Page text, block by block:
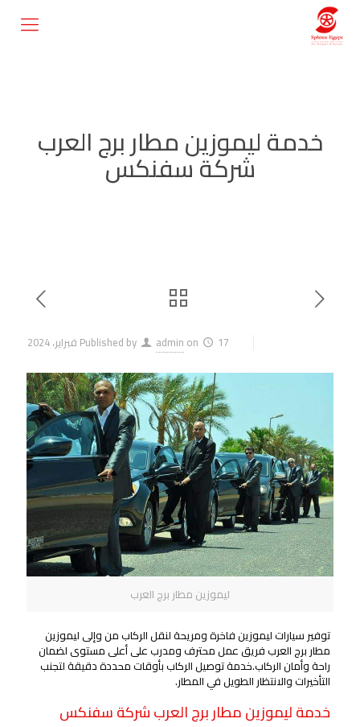
خدمة ليموزين مطار برج العرب
شركة سفنكس
Published by admin on 17 فبراير، 2024
ليموزين مطار برج العرب
توفير سيارات ليموزين فاخرة ومريحة لنقل الركاب من وإلى ليموزين
مطار برج العرب فريق عمل محترف ومدرب على أعلى مستوى لضمان
راحة وأمان الركاب.خدمة توصيل الركاب بأوقات محددة دقيقة لتجنب
التأخيرات والانتظار الطويل في المطار.
خدمة ليموزين مطار برج العرب شركة سفنكس